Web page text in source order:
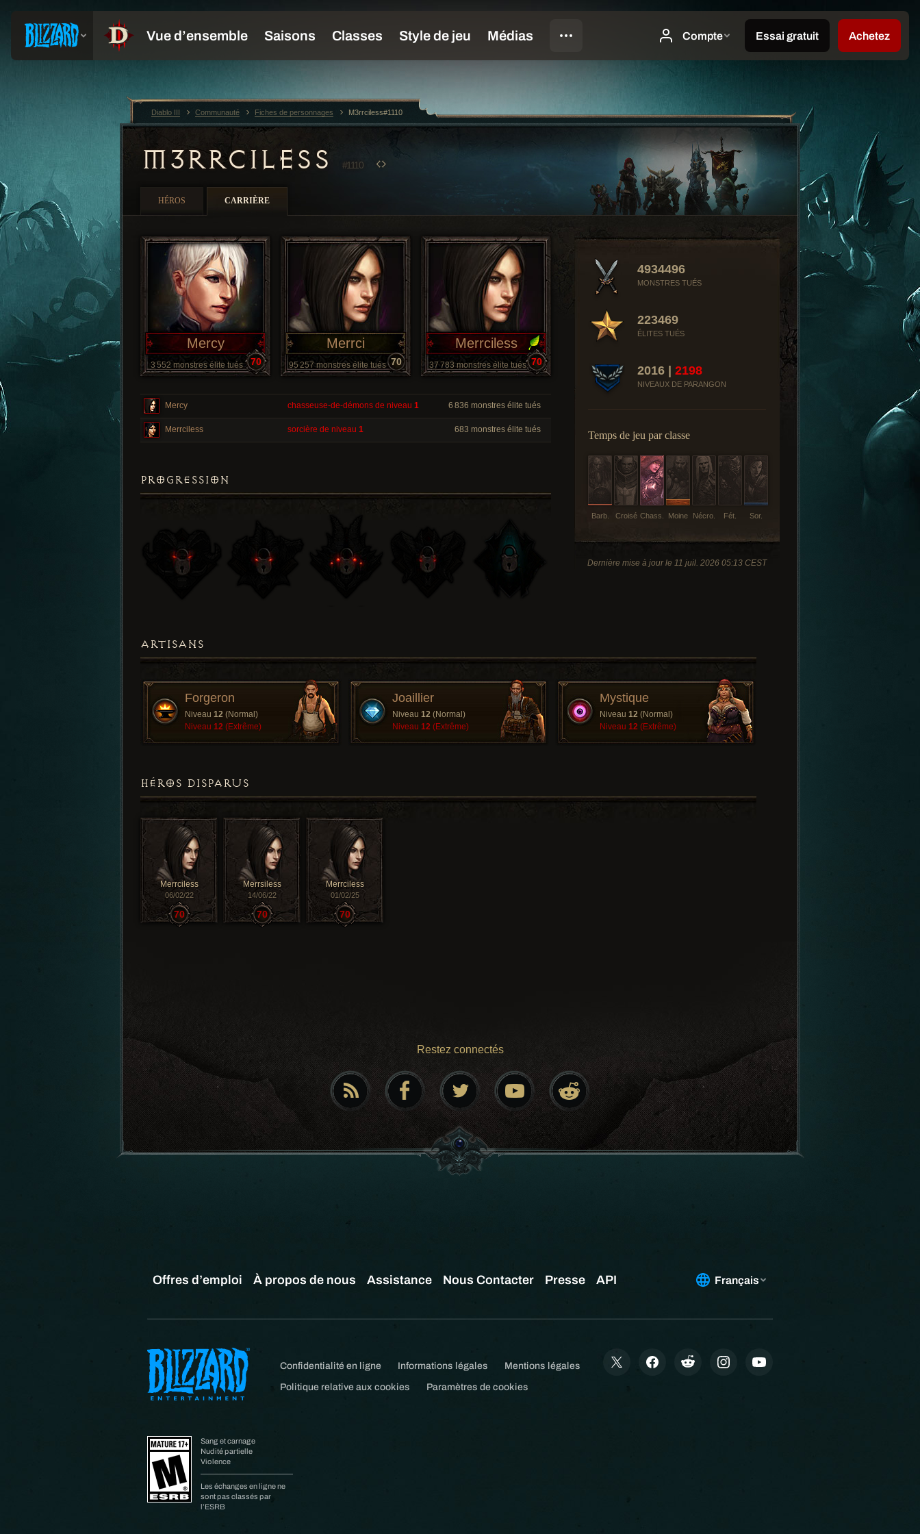
M3RRCILESS #1110
HÉROS CARRIÈRE
4934496
MONSTRES TUÉS
223469
ÉLITES TUÉS
2016 | 2198
NIVEAUX DE PARANGON
Temps de jeu par classe
Barb. Chass.
Croisé Fét.
Moine Nécro. Sor.
Dernière mise à jour le 11 juil. 2026 05:13 CEST
Mercy
3 552 monstres élite tués 70
Merrci
95 257 monstres élite tués 70
Merrciless
37 783 monstres élite tués 70
Mercy chasseuse-de-démons de niveau 1 6 836 monstres élite tués
Merrciless sorcière de niveau 1 683 monstres élite tués
PROGRESSION
ARTISANS
Forgeron
Niveau 12 (Normal)
Niveau 12 (Extrême)
Joaillier
Niveau 12 (Normal)
Niveau 12 (Extrême)
Mystique
Niveau 12 (Normal)
Niveau 12 (Extrême)
HÉROS DISPARUS
Merrciless
06/02/22
70
Merrsiless
14/06/22
70
Merrciless
01/02/25
70
Restez connectés
Diablo III Communauté Fiches de personnages M3rrciless#1110